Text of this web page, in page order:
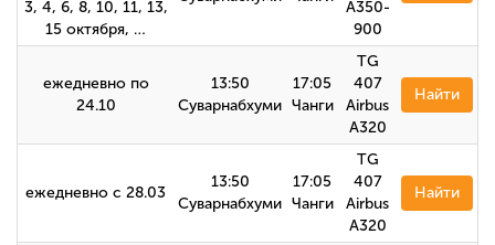
3, 4, 6, 8, 10, 11, 13,
15 октября, …
A350-
900
ежедневно по
24.10
13:50
Суварнабхуми
17:05
Чанги
TG
407
Airbus
A320
Найти
ежедневно с 28.03
13:50
Суварнабхуми
17:05
Чанги
TG
407
Airbus
А320
Найти